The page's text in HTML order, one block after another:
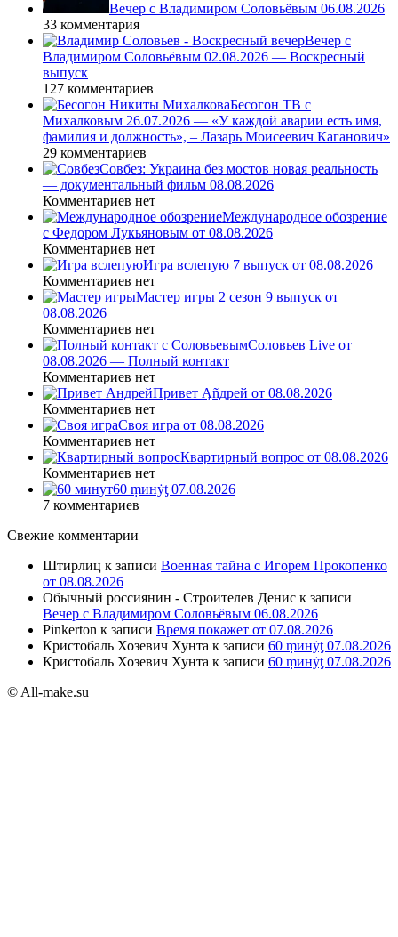
Вечер с Владимиром Соловьёвым 06.08.2026
33 комментария
Вечер с
Владимиром Соловьёвым 02.08.2026 — Воскресный
выпуск
127 комментариев
Бесогон ТВ с
Михалковым 26.07.2026 — «У каждой аварии есть имя,
фамилия и должность», – Лазарь Моисеевич Каганович»
29 комментариев
Совбез: Украина без мостов новая реальность
— документальный фильм 08.08.2026
Комментариев нет
Международное обозрение
с Федором Лукьяновым от 08.08.2026
Комментариев нет
Игра вслепую 7 выпуск от 08.08.2026
Комментариев нет
Мастер игры 2 сезон 9 выпуск от
08.08.2026
Комментариев нет
Соловьев Live от
08.08.2026 — Полный контакт
Комментариев нет
Привет Ąñдpей от 08.08.2026
Комментариев нет
Своя игра от 08.08.2026
Комментариев нет
Квартирный вопрос от 08.08.2026
Комментариев нет
60 ṃинẏƫ 07.08.2026
7 комментариев
Свежие комментарии
Штирлиц к записи Военная тайна с Игорем Прокопенко
от 08.08.2026
Обычный россиянин - Строителев Денис к записи
Вечер с Владимиром Соловьёвым 06.08.2026
Pinkerton к записи Время покажет от 07.08.2026
Кристобаль Хозевич Хунта к записи 60 ṃинẏƫ 07.08.2026
Кристобаль Хозевич Хунта к записи 60 ṃинẏƫ 07.08.2026
© All-make.su